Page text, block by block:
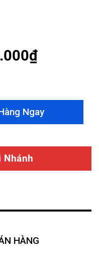
₫
- 2012 Cao Cấp, Chống
Ngay
Nhánh
HÀNG